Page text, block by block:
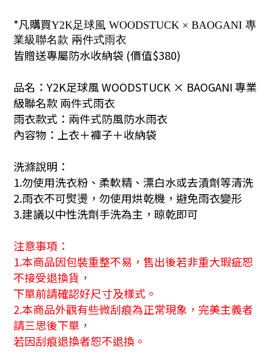
*凡購買Y2K足球風 WOODSTUCK × BAOGANI 專
業級聯名款 兩件式雨衣
皆贈送專屬防水收納袋 (價值$380)
品名：Y2K足球風 WOODSTUCK × BAOGANI 專業
級聯名款 兩件式雨衣
雨衣款式：兩件式防風防水雨衣
內容物：上衣＋褲子＋收納袋
洗滌說明：
1.勿使用洗衣粉、柔軟精、漂白水或去漬劑等清洗
2.雨衣不可熨燙，勿使用烘乾機，避免雨衣變形
3.建議以中性洗劑手洗為主，晾乾即可
注意事項：
1.本商品因包裝重整不易，售出後若非重大瑕疵恕
不接受退換貨，
下單前請確認好尺寸及樣式。
2.本商品外觀有些微刮痕為正常現象，完美主義者
請三思後下單，
若因刮痕退換者恕不退換。